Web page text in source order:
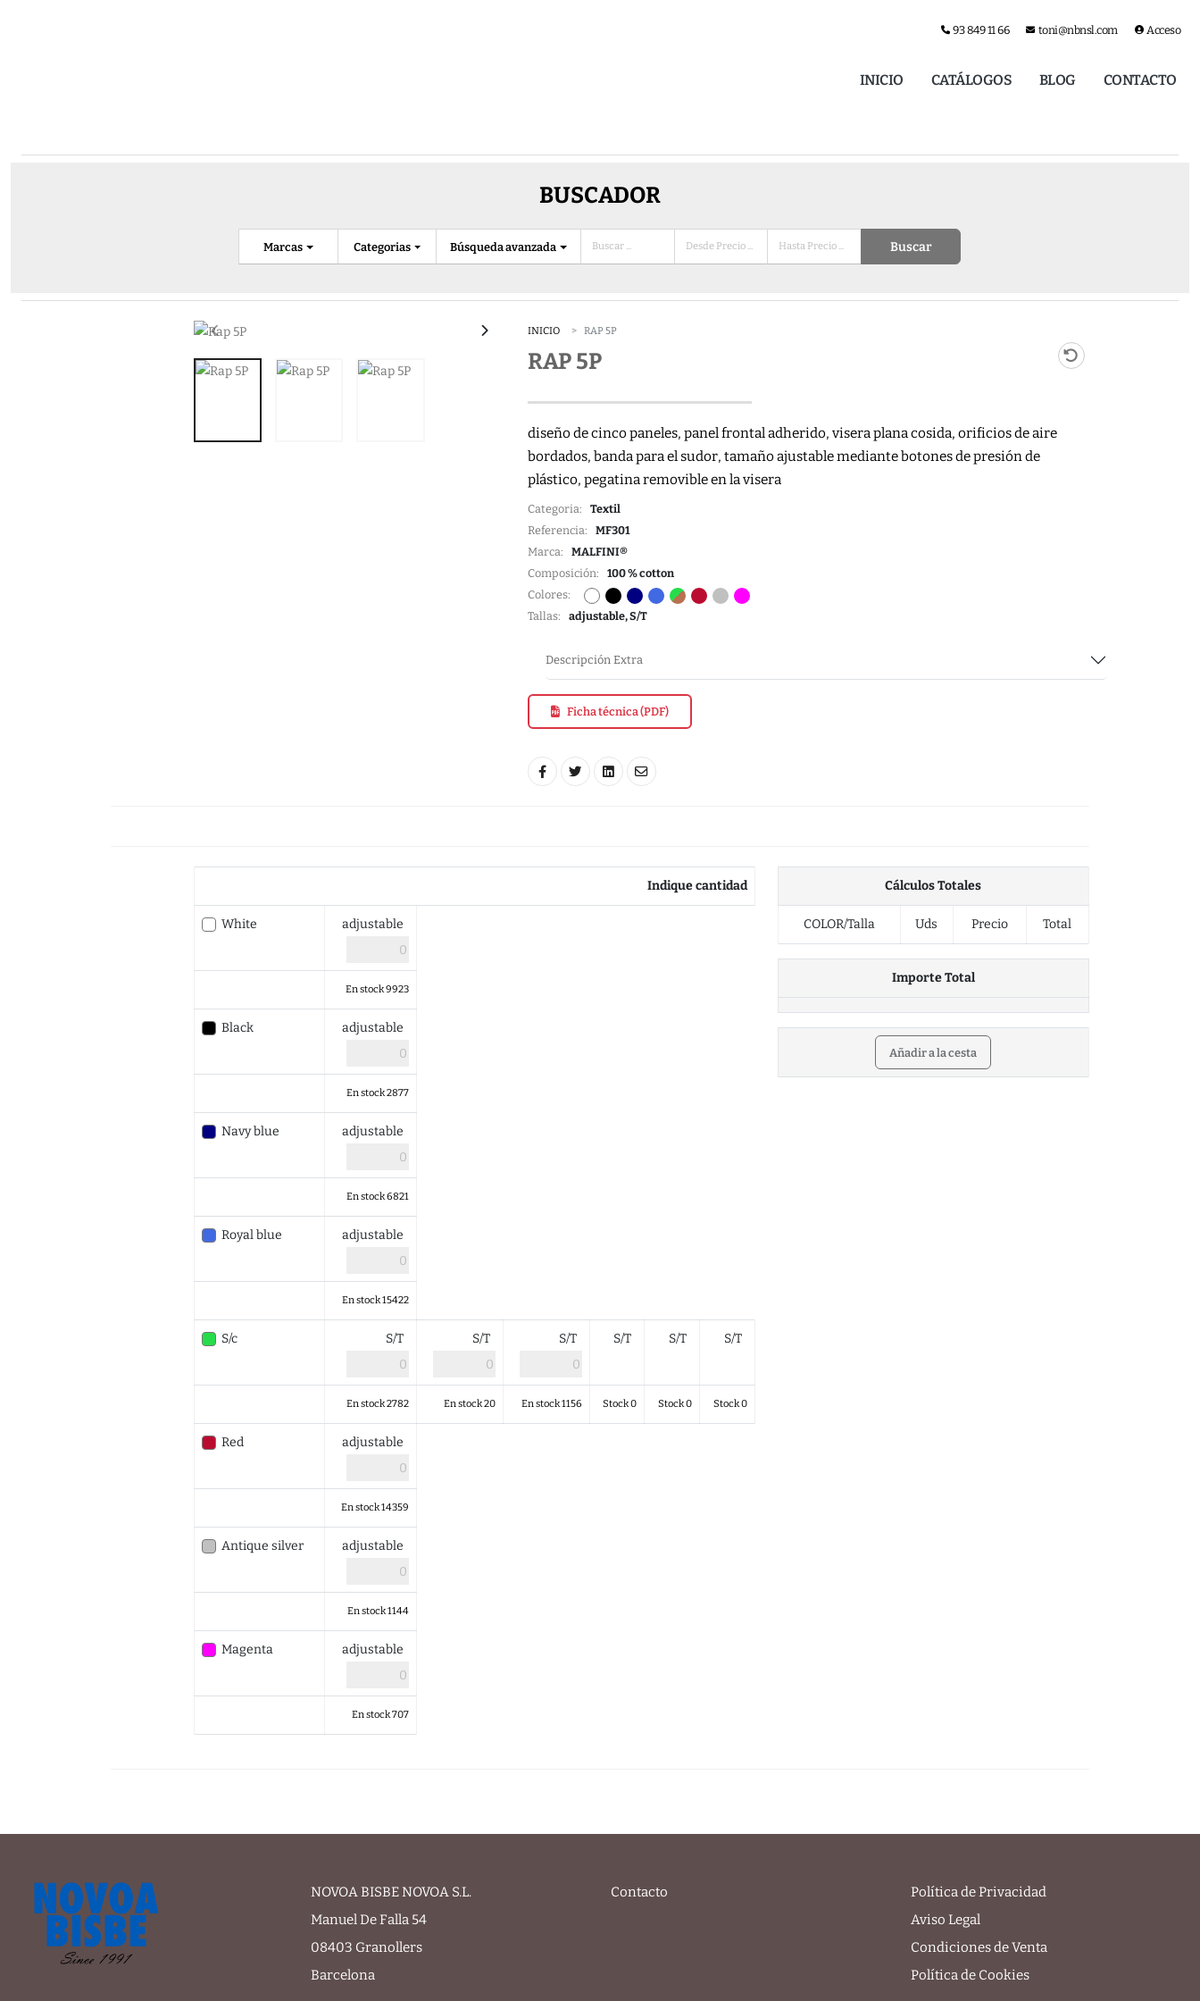
93 849 11 66 toni@nbnsl.com Acceso
INICIO CATÁLOGOS BLOG CONTACTO
BUSCADOR
Categorias
Marcas Búsqueda avanzada Buscar
INICIO RAP 5P
RAP 5P
diseño de cinco paneles, panel frontal adherido, visera plana cosida, orificios de aire
bordados, banda para el sudor, tamaño ajustable mediante botones de presión de
plástico, pegatina removible en la visera
Categoria: Textil
Referencia: MF301
Marca: MALFINI®
Composición: 100 % cotton
Colores:
Tallas: adjustable, S/T
Descripción Extra
Ficha técnica (PDF)
Indique cantidad
White adjustable
En stock 9923
Black adjustable
En stock 2877
Navy blue adjustable
En stock 6821
Royal blue adjustable
En stock 15422
S/c S/T S/T S/T S/T S/T S/T
En stock 2782 En stock 20 En stock 1156 Stock 0 Stock 0 Stock 0
Red adjustable
En stock 14359
Antique silver adjustable
En stock 1144
Magenta adjustable
En stock 707
Cálculos Totales
COLOR/Talla Uds Precio Total
Importe Total
Añadir a la cesta
NOVOA BISBE NOVOA S.L.
Manuel De Falla 54
08403 Granollers
Barcelona
Contacto
Política de Privacidad
Aviso Legal
Condiciones de Venta
Política de Cookies